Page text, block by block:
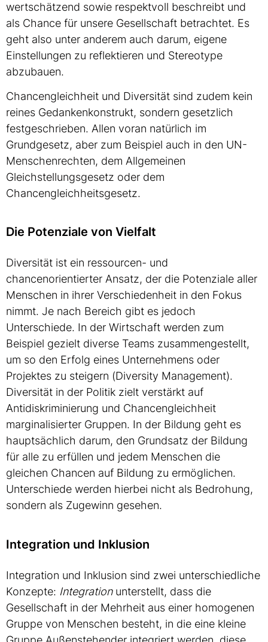
wertschätzend sowie respektvoll beschreibt und
als Chance für unsere Gesellschaft betrachtet. Es
geht also unter anderem auch darum, eigene
Einstellungen zu reflektieren und Stereotype
abzubauen.
Chancengleichheit und Diversität sind zudem kein
reines Gedankenkonstrukt, sondern gesetzlich
festgeschrieben. Allen voran natürlich im
Grundgesetz, aber zum Beispiel auch in den UN-
Menschenrechten, dem Allgemeinen
Gleichstellungsgesetz oder dem
Chancengleichheitsgesetz.
Die Potenziale von Vielfalt
Diversität ist ein ressourcen- und
chancenorientierter Ansatz, der die Potenziale aller
Menschen in ihrer Verschiedenheit in den Fokus
nimmt. Je nach Bereich gibt es jedoch
Unterschiede. In der Wirtschaft werden zum
Beispiel gezielt diverse Teams zusammengestellt,
um so den Erfolg eines Unternehmens oder
Projektes zu steigern (Diversity Management).
Diversität in der Politik zielt verstärkt auf
Antidiskriminierung und Chancengleichheit
marginalisierter Gruppen. In der Bildung geht es
hauptsächlich darum, den Grundsatz der Bildung
für alle zu erfüllen und jedem Menschen die
gleichen Chancen auf Bildung zu ermöglichen.
Unterschiede werden hierbei nicht als Bedrohung,
sondern als Zugewinn gesehen.
Integration und Inklusion
Integration und Inklusion sind zwei unterschiedliche
Konzepte: Integrationunterstellt, dass die
Gesellschaft in der Mehrheit aus einer homogenen
Gruppe von Menschen besteht, in die eine kleine